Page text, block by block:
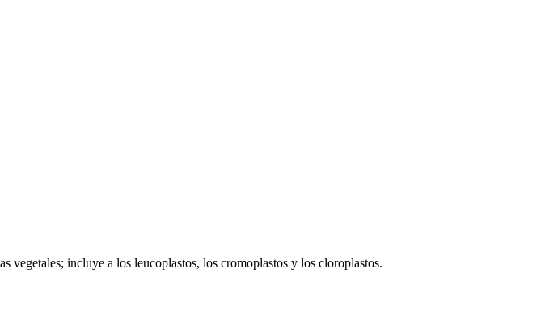
vegetales; incluye a los leucoplastos, los cromoplastos y los cloroplastos.